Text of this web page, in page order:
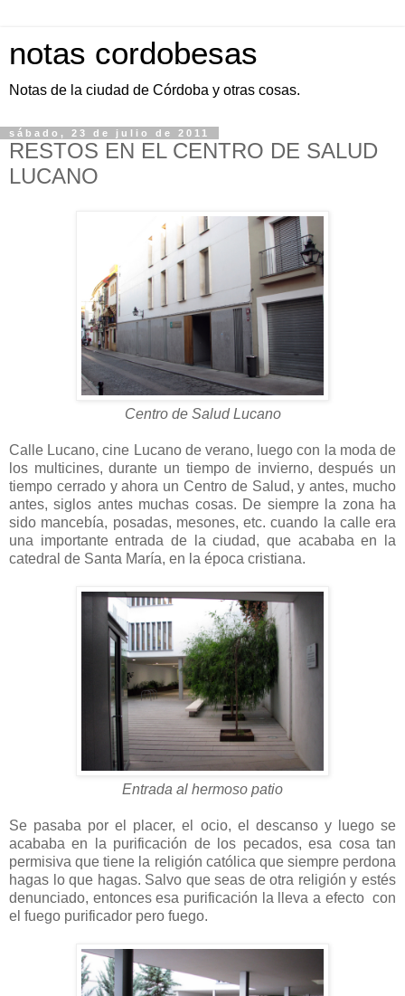
notas cordobesas
Notas de la ciudad de Córdoba y otras cosas.
sábado, 23 de julio de 2011
RESTOS EN EL CENTRO DE SALUD
LUCANO
Centro de Salud Lucano
Calle Lucano, cine Lucano de verano, luego con la moda de
los multicines, durante un tiempo de invierno, después un
tiempo cerrado y ahora un Centro de Salud, y antes, mucho
antes, siglos antes muchas cosas. De siempre la zona ha
sido mancebía, posadas, mesones, etc. cuando la calle era
una importante entrada de la ciudad, que acababa en la
catedral de Santa María, en la época cristiana.
Entrada al hermoso patio
Se pasaba por el placer, el ocio, el descanso y luego se
acababa en la purificación de los pecados, esa cosa tan
permisiva que tiene la religión católica que siempre perdona
hagas lo que hagas. Salvo que seas de otra religión y estés
denunciado, entonces esa purificación la lleva a efecto con
el fuego purificador pero fuego.